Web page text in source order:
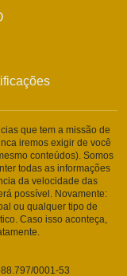
que tem a missão de
iremos exigir de você
conteúdos). Somos
todas as informações
da velocidade das
possível. Novamente:
ou qualquer tipo de
Caso isso aconteça,
0001-53